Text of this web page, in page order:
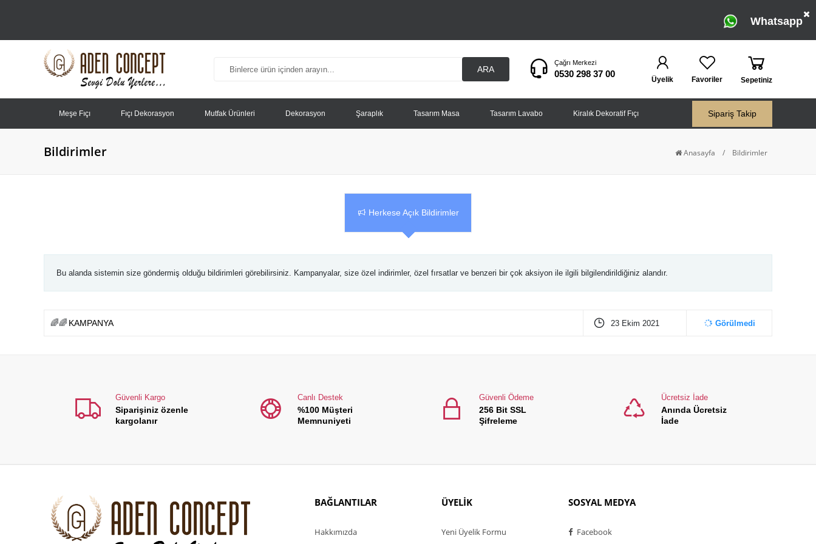
Whatsapp
ARA
Çağrı Merkezi
0530 298 37 00
Üyelik Favoriler Sepetiniz
Meşe Fıçı Fıçı Dekorasyon Mutfak Ürünleri Dekorasyon Şaraplık Tasarım Masa Tasarım Lavabo Kiralık Dekoratif Fıçı Sipariş Takip
Bildirimler Anasayfa / Bildirimler
Herkese Açık Bildirimler
Bu alanda sistemin size göndermiş olduğu bildirimleri görebilirsiniz. Kampanyalar, size özel indirimler, özel fırsatlar ve benzeri bir çok aksiyon ile ilgili bilgilendirildiğiniz alandır.
🌈🌈KAMPANYA 23 Ekim 2021 Görülmedi
Güvenli Kargo
Siparişiniz özenle
kargolanır
Canlı Destek
%100 Müşteri
Memnuniyeti
Güvenli Ödeme
256 Bit SSL
Şifreleme
Ücretsiz İade
Anında Ücretsiz
İade
BAĞLANTILAR
Hakkımızda
ÜYELİK
Yeni Üyelik Formu
SOSYAL MEDYA
Facebook